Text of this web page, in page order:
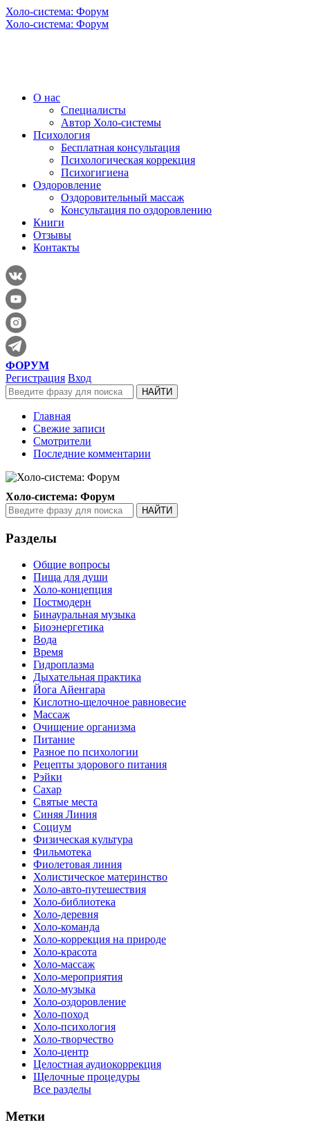
Холо-система: Форум
Холо-система: Форум
О нас
Специалисты
Автор Холо-системы
Психология
Бесплатная консультация
Психологическая коррекция
Психогигиена
Оздоровление
Оздоровительный массаж
Консультация по оздоровлению
Книги
Отзывы
Контакты
ФОРУМ
Регистрация Вход
Главная
Свежие записи
Смотрители
Последние комментарии
Холо-система: Форум
Разделы
Общие вопросы
Пища для души
Холо-концепция
Постмодерн
Бинауральная музыка
Биоэнергетика
Вода
Время
Гидроплазма
Дыхательная практика
Йога Айенгара
Кислотно-щелочное равновесие
Массаж
Очищение организма
Питание
Разное по психологии
Рецепты здорового питания
Рэйки
Сахар
Святые места
Синяя Линия
Социум
Физическая культура
Фильмотека
Фиолетовая линия
Холистическое материнство
Холо-авто-путешествия
Холо-библиотека
Холо-деревня
Холо-команда
Холо-коррекция на природе
Холо-красота
Холо-массаж
Холо-мероприятия
Холо-музыка
Холо-оздоровление
Холо-поход
Холо-психология
Холо-творчество
Холо-центр
Целостная аудиокоррекция
Щелочные процедуры
Все разделы
Метки